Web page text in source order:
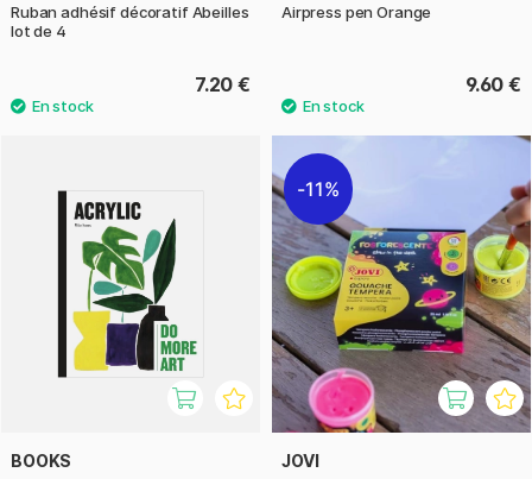
Ruban adhésif décoratif Abeilles
lot de 4
7.20 €
Airpress pen Orange
9.60 €
BOOKS
11%
JOVI